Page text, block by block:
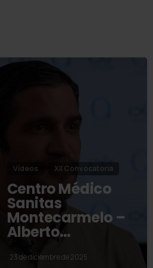
Vídeos XII Convocatoria
Centro Médico
Sanitas
Montecarmelo –
Alberto…
23 de diciembre de 2025